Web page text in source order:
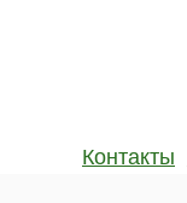
Контакты